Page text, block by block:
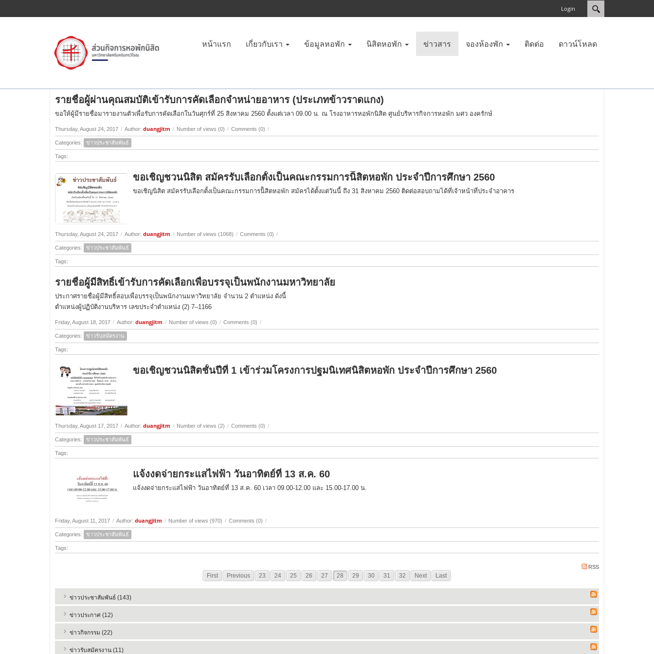
Login
หน้าแรก เกี่ยวกับเรา ข้อมูลหอพัก นิสิตหอพัก ข่าวสาร จองห้องพัก ติดต่อ ดาวน์โหลด
รายชื่อผู้ผ่านคุณสมบัติเข้ารับการคัดเลือกจำหน่ายอาหาร (ประเภทข้าวราดแกง)
ขอให้ผู้มีรายชื่อมารายงานตัวเพื่อรับการคัดเลือกในวันศุกร์ที่ 25 สิงหาคม 2560 ตั้งแต่เวลา 09.00 น. ณ โรงอาหารหอพักนิสิต ศูนย์บริหารกิจการหอพัก มศว องครักษ์
Thursday, August 24, 2017 / Author: duangjitm / Number of views (0) / Comments (0) /
Categories: ข่าวประชาสัมพันธ์
Tags:
ขอเชิญชวนนิสิต สมัครรับเลือกตั้งเป็นคณะกรรมการนิิสิตหอพัก ประจำปีการศึกษา 2560
ขอเชิญนิสิต สมัครรับเลือกตั้งเป็นคณะกรรมการนิิสิตหอพัก สมัครได้ตั้งแต่วันนี้ ถึง 31 สิงหาคม 2560 ติดต่อสอบถามได้ที่เจ้าหน้าที่ประจำอาคาร
Thursday, August 24, 2017 / Author: duangjitm / Number of views (1068) / Comments (0) /
Categories: ข่าวประชาสัมพันธ์
Tags:
รายชื่อผู้มีสิทธิ์เข้ารับการคัดเลือกเพื่อบรรจุเป็นพนักงานมหาวิทยาลัย
ประกาศรายชื่อผู้มีสิทธิ์สอบเพื่อบรรจุเป็นพนักงานมหาวิทยาลัย จำนวน 2 ตำแหน่ง ดังนี้
ตำแหน่งผู้ปฏิบัติงานบริหาร เลขประจำตำแหน่ง (2) 7–1166
Friday, August 18, 2017 / Author: duangjitm / Number of views (0) / Comments (0) /
Categories: ข่าวรับสมัครงาน
Tags:
ขอเชิญชวนนิสิตชั้นปีที่ 1 เข้าร่วมโครงการปฐมนิเทศนิสิตหอพัก ประจำปีการศึกษา 2560
Thursday, August 17, 2017 / Author: duangjitm / Number of views (2) / Comments (0) /
Categories: ข่าวประชาสัมพันธ์
Tags:
แจ้งงดจ่ายกระแสไฟฟ้า วันอาทิตย์ที่ 13 ส.ค. 60
แจ้งงดจ่ายกระแสไฟฟ้า วันอาทิตย์ที่ 13 ส.ค. 60 เวลา 09.00-12.00 และ 15.00-17.00 น.
Friday, August 11, 2017 / Author: duangjitm / Number of views (970) / Comments (0) /
Categories: ข่าวประชาสัมพันธ์
Tags:
RSS
First Previous 23 24 25 26 27 28 29 30 31 32 Next Last
ข่าวประชาสัมพันธ์ (143)
ข่าวประกาศ (12)
ข่าวกิจกรรม (22)
ข่าวรับสมัครงาน (11)